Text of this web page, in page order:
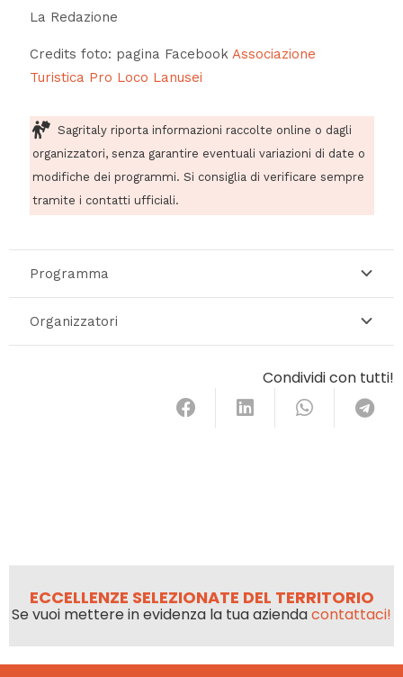
La Redazione
Credits foto: pagina Facebook Associazione
Turistica Pro Loco Lanusei
Sagritaly riporta informazioni raccolte online o dagli
organizzatori, senza garantire eventuali variazioni di date o
modifiche dei programmi. Si consiglia di verificare sempre
tramite i contatti ufficiali.
Programma
Organizzatori
Condividi con tutti!
ECCELLENZE SELEZIONATE DEL TERRITORIO
Se vuoi mettere in evidenza la tua aziendacontattaci!